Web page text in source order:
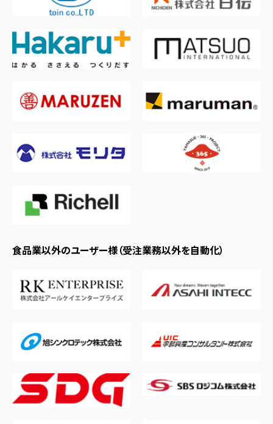
食品業以外のユーザー様（受注業務以外を自動化）